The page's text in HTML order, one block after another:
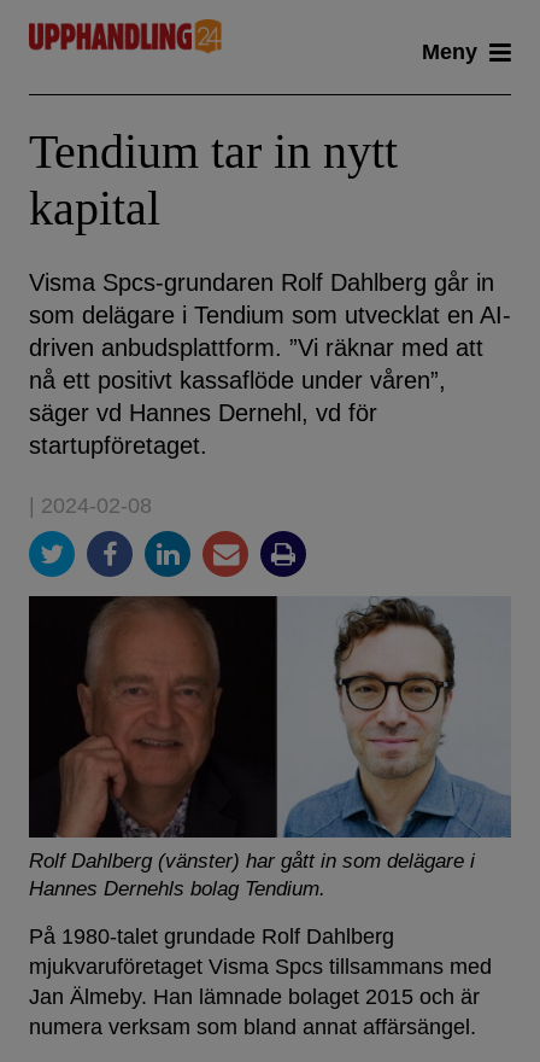
content
Meny
Tendium tar in nytt
kapital
Visma Spcs-grundaren Rolf Dahlberg går in
som delägare i Tendium som utvecklat en AI-
driven anbudsplattform. ”Vi räknar med att
nå ett positivt kassaflöde under våren”,
säger vd Hannes Dernehl, vd för
startupföretaget.
| 2024-02-08
Rolf Dahlberg (vänster) har gått in som delägare i
Hannes Dernehls bolag Tendium.
På 1980-talet grundade Rolf Dahlberg
mjukvaruföretaget Visma Spcs tillsammans med
Jan Älmeby. Han lämnade bolaget 2015 och är
numera verksam som bland annat affärsängel.